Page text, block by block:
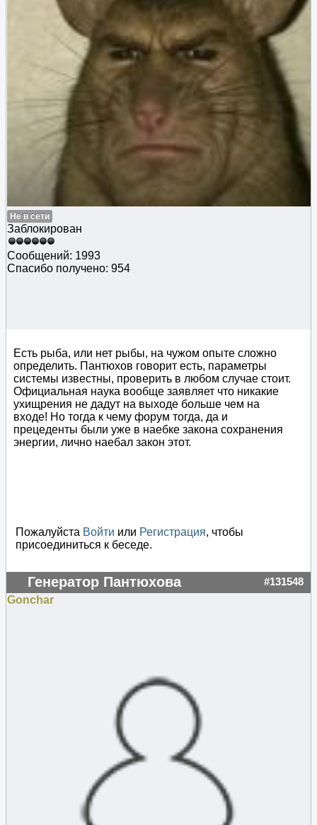
Не в сети
Заблокирован
Сообщений: 1993
Спасибо получено: 954
Есть рыба, или нет рыбы, на чужом опыте сложно
определить. Пантюхов говорит есть, параметры
системы известны, проверить в любом случае стоит.
Официальная наука вообще заявляет что никакие
ухищрения не дадут на выходе больше чем на
входе! Но тогда к чему форум тогда, да и
прецеденты были уже в наебке закона сохранения
энергии, лично наебал закон этот.
Пожалуйста Войти или Регистрация, чтобы
присоединиться к беседе.
Генератор Пантюхова #131548
Gonchar